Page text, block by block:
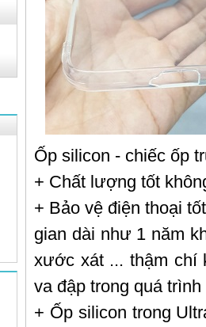
Ốp silicon - chiếc ốp
+ Chất lượng tốt
+ Bảo vệ điện thoại
gian dài như 1 năm
xước xát ... thậm chí
va đập trong quá
+ Ốp silicon trong